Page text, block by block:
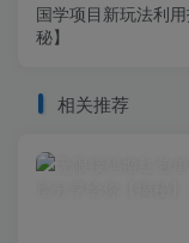
国学项目新玩法利
秘】
相关推荐